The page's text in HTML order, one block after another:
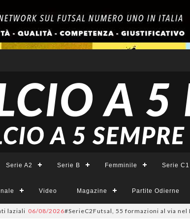
Serie A2 Serie B Femminile Serie C1
Video Magazine Partite Odierne
06/08/2026#SerieC2Futsal, 55 formazioni al via nel